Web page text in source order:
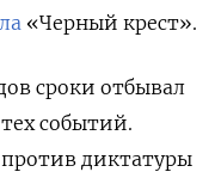
«Черный крест».
сроки отбывал
событий.
диктатуры